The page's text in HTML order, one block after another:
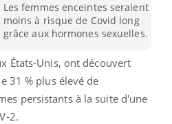
Les femmes enceintes seraient
moins à risque de Covid long
grâce aux hormones sexuelles.
États-Unis, ont découvert
31 % plus élevé de
persistants à la suite d'une
2.